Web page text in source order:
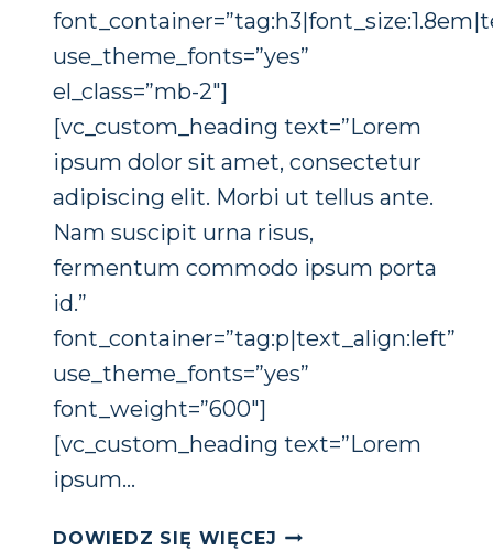
use_theme_fonts=”yes”
el_class=”mb-2″]
[vc_custom_heading text=”Lorem
ipsum dolor sit amet, consectetur
adipiscing elit. Morbi ut tellus ante.
Nam suscipit urna risus,
fermentum commodo ipsum porta
id.”
font_container=”tag:p|text_align:left”
use_theme_fonts=”yes”
font_weight=”600″]
[vc_custom_heading text=”Lorem
ipsum…
DOWIEDZ SIĘ WIĘCEJ JUDIE
do
funkcjonowania